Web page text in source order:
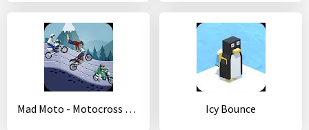
Mad Moto - Motocross racing - Dirt bike racing Icy Bounce